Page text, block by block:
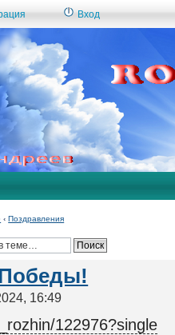
Вход
‹ Поздравления
16:49
122976?single